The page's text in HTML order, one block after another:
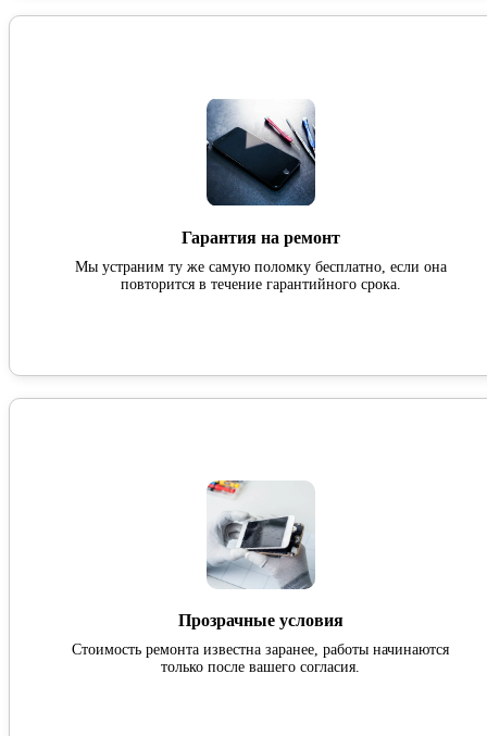
Гарантия на ремонт
Мы устраним ту же самую поломку бесплатно, если она
повторится в течение гарантийного срока.
Прозрачные условия
Стоимость ремонта известна заранее, работы начинаются
только после вашего согласия.